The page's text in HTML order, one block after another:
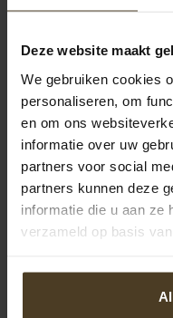
Deze website maakt
We gebruiken cookies
personaliseren, om
en om ons
informatie over uw
partners voor social
partners kunnen deze
informatie die u aan ze
verzameld op basis
Douglas
Bij binnenkomst in
direct omringd door
van de Douglas
Douglas hout, dat
en natuurlijke